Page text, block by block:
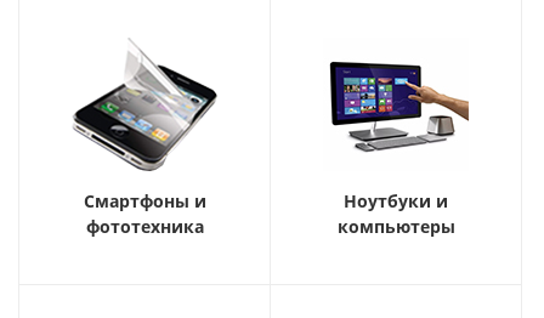
Смартфоны и
фототехника
Ноутбуки и
компьютеры